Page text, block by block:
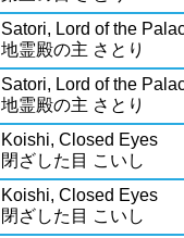
Satori, Lord of the
地霊殿の主 さとり
Satori, Lord of the
地霊殿の主 さとり
Koishi, Closed Eyes
閉ざした目 こいし
Koishi, Closed Eyes
閉ざした目 こいし